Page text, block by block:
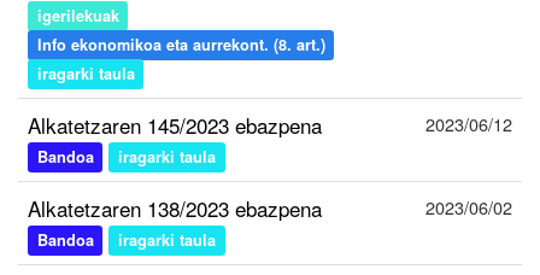
igerilekuak
Info ekonomikoa eta aurrekont. (8. art.)
iragarki taula
Alkatetzaren 145/2023 ebazpena
Bandoa iragarki taula
2023/06/12
Alkatetzaren 138/2023 ebazpena
Bandoa iragarki taula
2023/06/02